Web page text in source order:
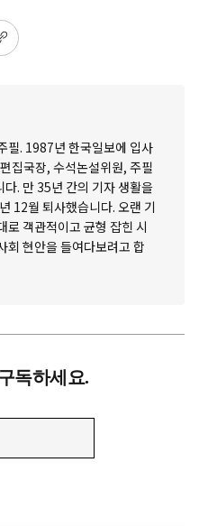
필. 1987년 한국일보에 입사
집국장, 수석논설위원, 주필
다. 만 35년 간의 기자 생활을
12월 퇴사했습니다. 오랜 기
로 객관적이고 균형 잡힌 시
회 현안을 들여다보려고 합
독하세요.